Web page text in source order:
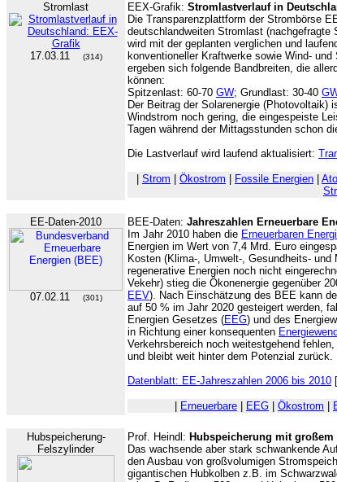
Stromlast
17.03.11 (314)
EEX-Grafik: Stromlastverlauf in
Die Transparenzplattform der Strombörse
deutschlandweiten Stromlast
wird mit der geplanten verglichen und
konventioneller Kraftwerke sowie Wind-
ergeben sich folgende Bandbreiten, die
können:
Spitzenlast: 60-70 GW; Grundlast: 30-40
Der Beitrag der Solarenergie (Photovoltaik)
Windstrom noch gering, die eingespeiste
Tagen während der Mittagsstunden schon
Die Lastverlauf wird laufend aktualisiert:
Strom Ökostrom Fossile Energien
EE-Daten-2010
07.02.11 (301)
BEE-Daten: Jahreszahlen Erneuerbare
Im Jahr 2010 haben die Erneuerbaren
Energien im Wert von 7,4 Mrd. Euro
Kosten (Klima-, Umwelt-, Gesundheits-
regenerative Energien noch nicht
Vekehr) stieg die Ökonenergie gegenüber
EEV). Nach Einschätzung des BEE kann
auf 50 % im Jahr 2020 gesteigert werden,
Energien Gesetzes (EEG) und des
in Richtung einer konsequenten
Verkehrsbereich noch weitestgehend
und bleibt weit hinter dem Potenzial zurück.
Datenblatt: EE-Jahreszahlen 2006 bis 2010
Erneuerbare EEG Ökostrom
Hubspeicherung-
Felszylinder
Prof. Heindl: Hubspeicherung mit
Das wachsende aber stark schwankende
den Ausbau von großvolumigen
gigantischen Hubkolben z.B. im